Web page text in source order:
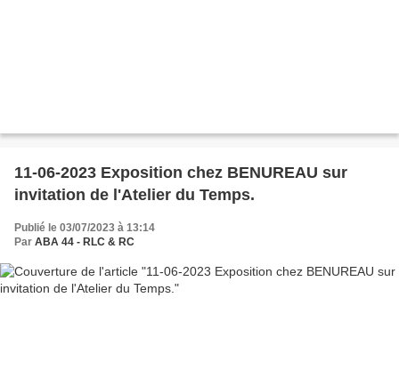
11-06-2023 Exposition chez BENUREAU sur
invitation de l'Atelier du Temps.
Publié le 03/07/2023 à 13:14
Par ABA 44 - RLC & RC